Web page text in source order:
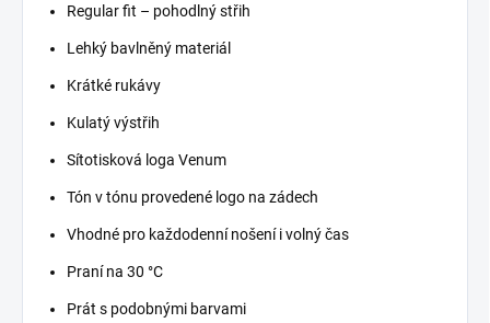
Regular fit – pohodlný střih
Lehký bavlněný materiál
Krátké rukávy
Kulatý výstřih
Sítotisková loga Venum
Tón v tónu provedené logo na zádech
Vhodné pro každodenní nošení i volný čas
Praní na 30 °C
Prát s podobnými barvami